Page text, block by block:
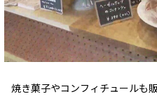
焼き菓子やコンフィチュールも